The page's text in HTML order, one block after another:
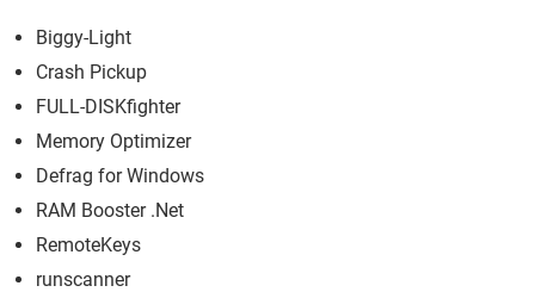
Biggy-Light
Crash Pickup
FULL-DISKfighter
Memory Optimizer
Defrag for Windows
RAM Booster .Net
RemoteKeys
runscanner